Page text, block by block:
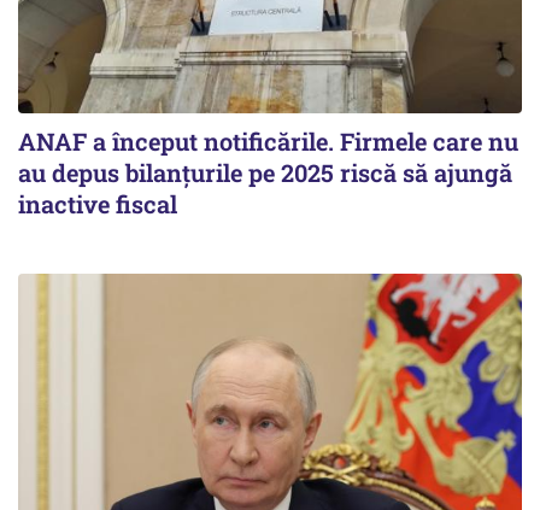
ANAF a început notificările. Firmele care nu
au depus bilanțurile pe 2025 riscă să ajungă
inactive fiscal